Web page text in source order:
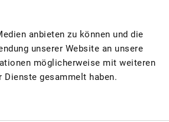
anbieten zu können und die
unserer Website an unsere
möglicherweise mit weiteren
Dienste gesammelt haben.
Früchten.